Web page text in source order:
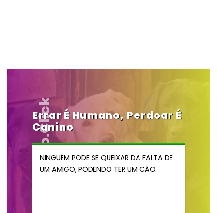
Vendocao.click
Errar É Humano, Perdoar É
Canino
NINGUÉM PODE SE QUEIXAR DA FALTA DE
UM AMIGO, PODENDO TER UM CÃO.